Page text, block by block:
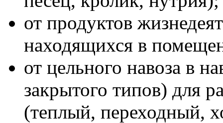
от продуктов
находящихся в
от цельного навоза в
закрытого типов) для
(теплый, переходный,